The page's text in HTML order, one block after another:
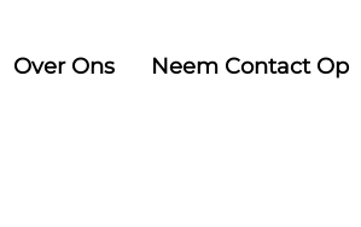
Over Ons Neem Contact Op